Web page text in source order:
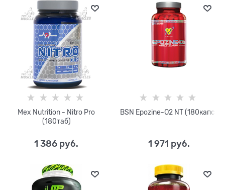
Mex Nutrition - Nitro Pro
(180таб)
1 386 руб.
BSN Epozine-O2 NT (180капс)
1 971 руб.